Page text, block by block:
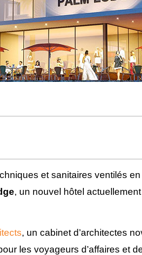
et sanitaires ventilés
, un nouvel hôtel
, un cabinet d’architectes
les voyageurs d’affaires et